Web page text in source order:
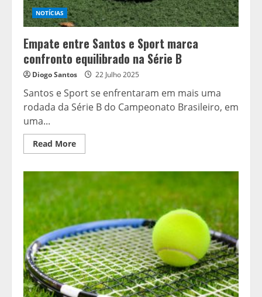
NOTÍCIAS
Empate entre Santos e Sport marca
confronto equilibrado na Série B
Diogo Santos 22 Julho 2025
Santos e Sport se enfrentaram em mais uma
rodada da Série B do Campeonato Brasileiro, em
uma...
Read MoreRead
more
Santos
Sport
marca
confronto
equilibrado
na
Série
B